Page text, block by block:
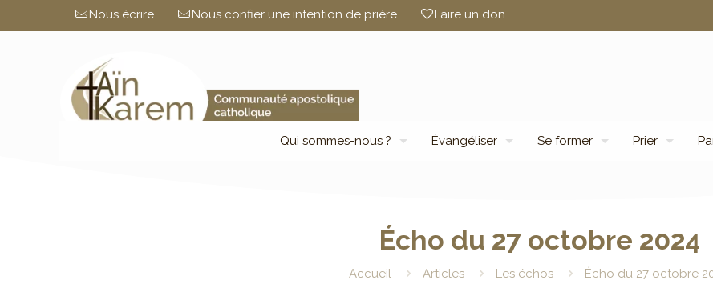
Nous écrire Nous confier une intention de prière Faire un don
Qui sommes-nous ? Évangéliser Se former Prier
Écho du 27 octobre 2024
Accueil Articles Les échos Écho du 27 octobre